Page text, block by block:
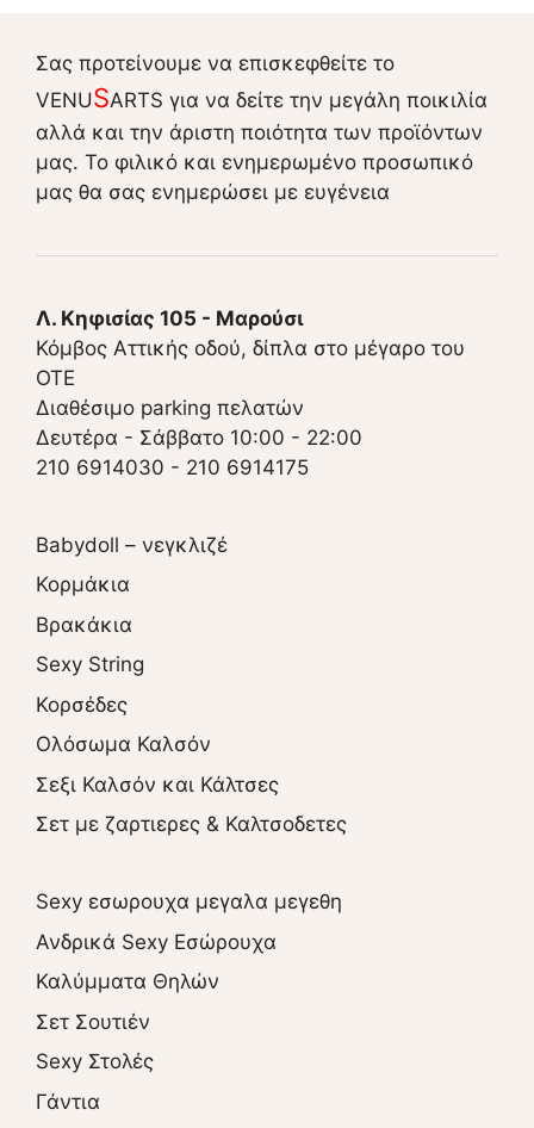
Σας προτείνουμε να επισκεφθείτε το
VENUSARTS για να δείτε την μεγάλη ποικιλία
αλλά και την άριστη ποιότητα των προϊόντων
μας. Το φιλικό και ενημερωμένο προσωπικό
μας θα σας ενημερώσει με ευγένεια
Λ. Κηφισίας 105 - Μαρούσι
Κόμβος Αττικής οδού, δίπλα στο μέγαρο του
ΟΤΕ
Διαθέσιμο parking πελατών
Δευτέρα - Σάββατο 10:00 - 22:00
210 6914030 - 210 6914175
Babydoll – νεγκλιζέ
Κορμάκια
Βρακάκια
Sexy String
Κορσέδες
Ολόσωμα Καλσόν
Σεξι Καλσόν και Κάλτσες
Σετ με ζαρτιερες & Καλτσοδετες
Sexy εσωρουχα μεγαλα μεγεθη
Ανδρικά Sexy Εσώρουχα
Καλύμματα Θηλών
Σετ Σουτιέν
Sexy Στολές
Γάντια